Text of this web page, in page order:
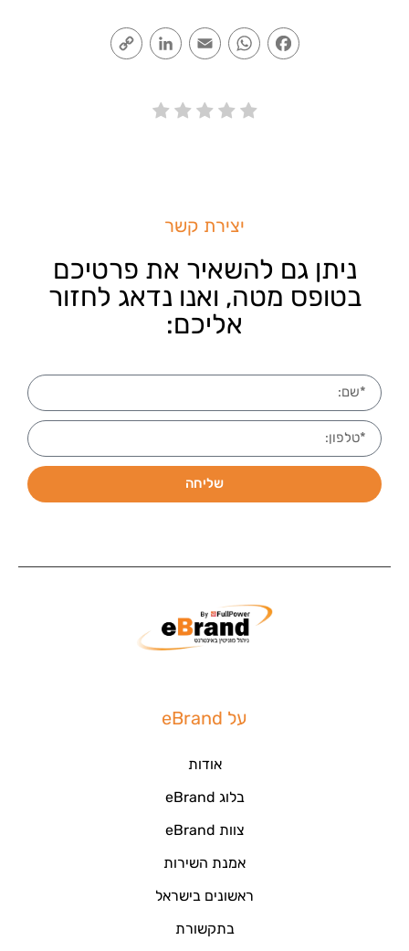
Facebook
WhatsApp
Email
LinkedIn
יצירת קשר
ניתן גם להשאיר את פרטיכם
בטופס מטה, ואנו נדאג לחזור
אליכם:
שליחה
על eBrand
אודות
בלוג eBrand
צוות eBrand
אמנת השירות
ראשונים בישראל
בתקשורת